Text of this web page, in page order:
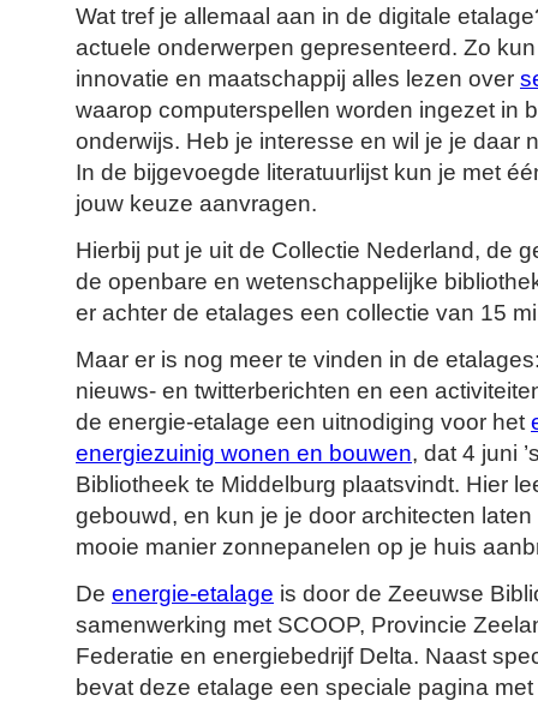
Wat tref je allemaal aan in de digitale
actuele onderwerpen gepresenteerd. Zo
innovatie en maatschappij alles lezen over
waarop computerspellen worden ingezet in
onderwijs. Heb je interesse en wil je je daar
In de bijgevoegde literatuurlijst kun je met
jouw keuze aanvragen.
Hierbij put je uit de Collectie Nederland, de
de openbare en wetenschappelijke
er achter de etalages een collectie van 15
Maar er is nog meer te vinden in de
nieuws- en twitterberichten en een
de energie-etalage een uitnodiging voor het
energiezuinig wonen en bouwen, dat 4 juni
Bibliotheek te Middelburg plaatsvindt. Hier
gebouwd, en kun je je door architecten
mooie manier zonnepanelen op je huis
De energie-etalage is door de Zeeuwse
samenwerking met SCOOP, Provincie
Federatie en energiebedrijf Delta. Naast
bevat deze etalage een speciale pagina